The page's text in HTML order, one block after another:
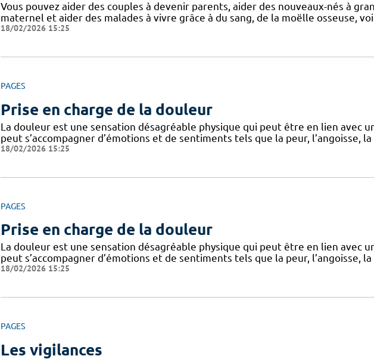
Vous pouvez aider des couples à devenir parents, aider des nouveaux-nés à
maternel et aider des malades à vivre grâce à du sang, de la moëlle osseuse,
18/02/2026 15:25
PAGES
Prise en charge de la douleur
La douleur est une sensation désagréable physique qui peut être en lien avec
peut s’accompagner d’émotions et de sentiments tels que la peur, l’angoisse,
18/02/2026 15:25
PAGES
Prise en charge de la douleur
La douleur est une sensation désagréable physique qui peut être en lien avec
peut s’accompagner d’émotions et de sentiments tels que la peur, l’angoisse,
18/02/2026 15:25
PAGES
Les vigilances